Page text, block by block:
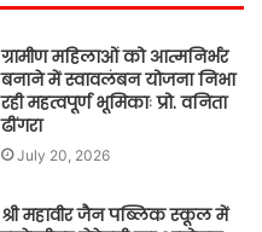
ग्रामीण महिलाओं को आत्मनिर्भर
बनाने में स्वावलंबन योजना निभा
रही महत्वपूर्ण भूमिकाः प्रो. वनिता
ढींगरा
July 20, 2026
श्री महावीर जैन पब्लिक स्कूल में